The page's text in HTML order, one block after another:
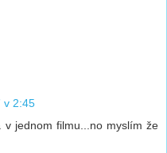
v 2:45
v jednom filmu...no myslím že